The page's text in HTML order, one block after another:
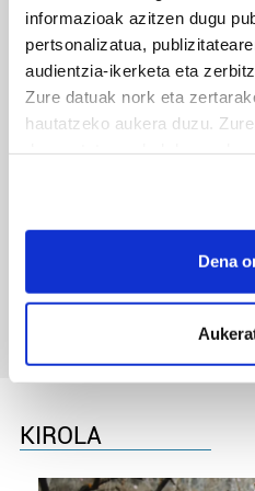
informazioak azitzen dugu
pertsonalizatua,
audientzia-ikerketa eta
Zure datuak nork eta
hautatzeko aukera duzu.
If you allow, we would also
Collect information
meters
Identify your device
specific characteristics
Dena
KIROLA